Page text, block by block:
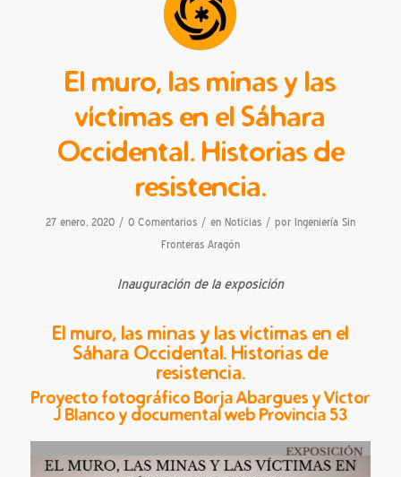
El muro, las minas y las
víctimas en el Sáhara
Occidental. Historias de
resistencia.
27 enero, 2020 / 0 Comentarios / en Noticias / por Ingeniería Sin
Fronteras Aragón
Inauguración de la exposición
El muro, las minas y las víctimas en el
Sáhara Occidental. Historias de
resistencia.
Proyecto fotográfico Borja Abargues y Víctor
J Blanco y documental web Provincia 53